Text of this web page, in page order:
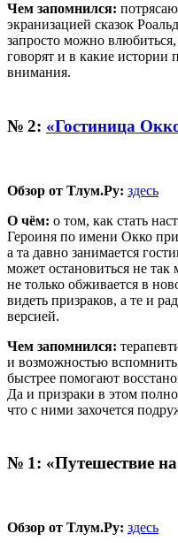
Чем запомнился:
экранизацией сказок
запросто можно
говорят и в какие истории
внимания.
№ 2: «Гостиница
Обзор от Тлум.Ру: здесь
О чём: о том, как стать
Героиня по имени Окко
а та давно занимается
может остановиться не
не только обживается в
видеть призраков, а те и
версией.
Чем запомнился:
и возможностью
быстрее помогают
Да и призраки в этом
что с ними захочется
№ 1: «Путешествие
Обзор от Тлум.Ру: здесь